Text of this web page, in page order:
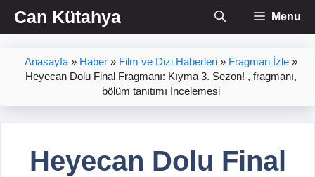
İçeriğe
atlaCan Kütahya Menu
Anasayfa » Haber » Film ve Dizi Haberleri » Fragman İzle »
Heyecan Dolu Final Fragmanı: Kıyma 3. Sezon! , fragmanı,
bölüm tanıtımı İncelemesi
Heyecan Dolu Final